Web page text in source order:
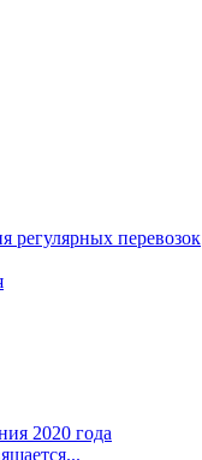
регулярных перевозок
2020 года